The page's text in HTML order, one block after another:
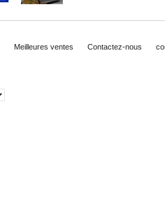
Meilleures ventes Contactez-nous